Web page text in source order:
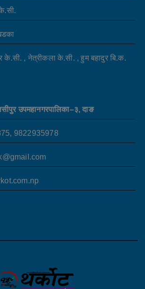
के.सी. , नेत्रीकला के.सी. , हुम बहादुर बि.क.
उपमहानगरपालिका–३, दाङ
9822935978